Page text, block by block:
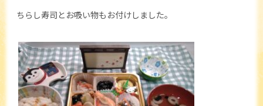
ちらし寿司とお吸い物もお付けしました。